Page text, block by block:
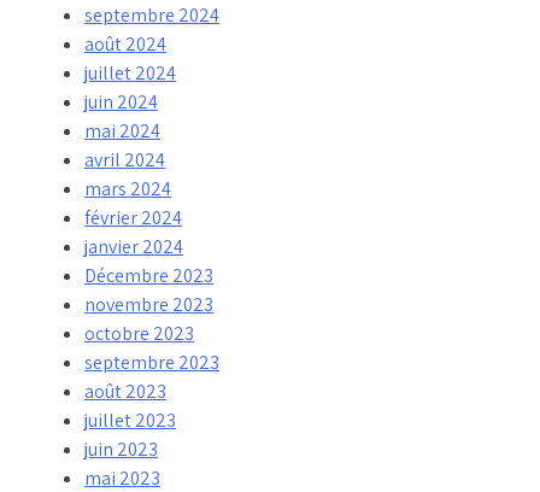
septembre 2024
août 2024
juillet 2024
juin 2024
mai 2024
avril 2024
mars 2024
février 2024
janvier 2024
Décembre 2023
novembre 2023
octobre 2023
septembre 2023
août 2023
juillet 2023
juin 2023
mai 2023